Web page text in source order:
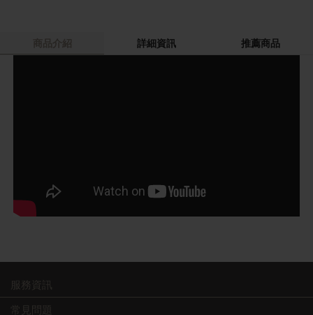
詳細資訊 推薦商品
服務資訊
常見問題